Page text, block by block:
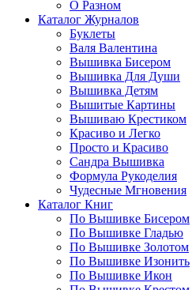
О Разном
Каталог Журналов
Буклеты
Валя Валентина
Вышивка Бисером
Вышивка Для Души
Вышивка Детям
Вышитые Картины
Вышиваю Крестиком
Красиво и Легко
Просто и Красиво
Сандра Вышивка
Формула Рукоделия
Чудесные Мгновения
Каталог Книг
По Вышивке Бисером
По Вышивке Гладью
По Вышивке Золотом
По Вышивке Изонить
По Вышивке Икон